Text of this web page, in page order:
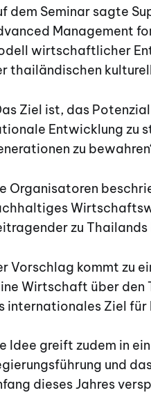
dem Seminar sagte
Management
wirtschaftlicher
thailändischen
Ziel ist, das
Entwicklung zu
zu
Organisatoren
zu
Vorschlag kommt zu
Wirtschaft über den
internationales Ziel für
Idee greift zudem in
und
dieses Jahres